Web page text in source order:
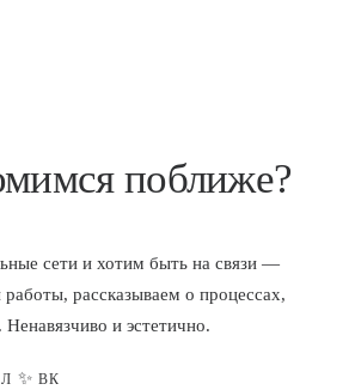
поближе?
сети и хотим быть на связи —
рассказываем о процессах,
Ненавязчиво и эстетично.
✨ ВК